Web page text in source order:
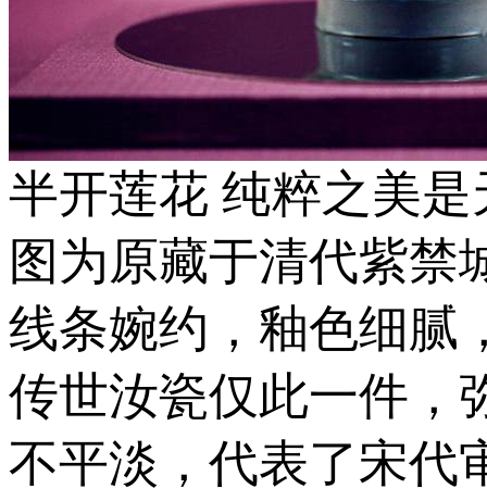
半开莲花 纯粹之美是
图为原藏于清代紫禁
线条婉约，釉色细腻
传世汝瓷仅此一件，
不平淡，代表了宋代